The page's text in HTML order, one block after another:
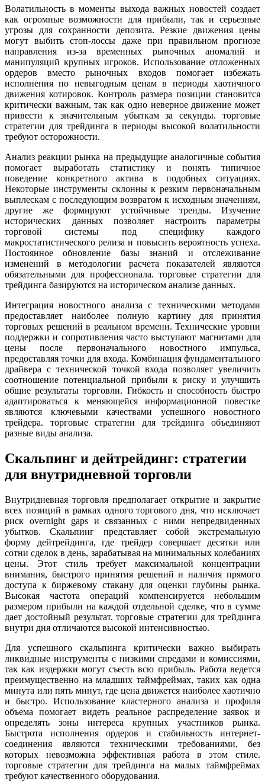
Волатильность в моменты выхода важных новостей создает
как огромные возможности для прибыли, так и серьезные
угрозы для сохранности депозита. Резкие движения цены
могут выбить стоп-лоссы даже при правильном прогнозе
направления из-за временных рыночных аномалий и
манипуляций крупных игроков. Использование отложенных
ордеров вместо рыночных входов помогает избежать
исполнения по невыгодным ценам в периоды хаотичного
движения котировок. Контроль размера позиции становится
критически важным, так как одно неверное движение может
привести к значительным убыткам за секунды. торговые
стратегии для трейдинга в периоды высокой волатильности
требуют осторожности.
Анализ реакции рынка на предыдущие аналогичные события
помогает выработать статистику и понять типичное
поведение конкретного актива в подобных ситуациях.
Некоторые инструменты склонны к резким первоначальным
выплескам с последующим возвратом к исходным значениям,
другие же формируют устойчивые тренды. Изучение
исторических данных позволяет настроить параметры
торговой системы под специфику каждого
макростатистического релиза и повысить вероятность успеха.
Постоянное обновление базы знаний и отслеживание
изменений в методологии расчета показателей являются
обязательными для профессионала. торговые стратегии для
трейдинга базируются на историческом анализе данных.
Интеграция новостного анализа с техническими методами
предоставляет наиболее полную картину для принятия
торговых решений в реальном времени. Технические уровни
поддержки и сопротивления часто выступают магнитами для
цены после первоначального новостного импульса,
предоставляя точки для входа. Комбинация фундаментального
драйвера с технической точкой входа позволяет увеличить
соотношение потенциальной прибыли к риску и улучшить
общие результаты торговли. Гибкость и способность быстро
адаптироваться к меняющейся информационной повестке
являются ключевыми качествами успешного новостного
трейдера. торговые стратегии для трейдинга объединяют
разные виды анализа.
Скальпинг и дейтрейдинг: стратегии
для внутридневной торговли
Внутридневная торговля предполагает открытие и закрытие
всех позиций в рамках одного торгового дня, что исключает
риск overnight gaps и связанных с ними непредвиденных
убытков. Скальпинг представляет собой экстремальную
форму дейтрейдинга, где трейдер совершает десятки или
сотни сделок в день, зарабатывая на минимальных колебаниях
цены. Этот стиль требует максимальной концентрации
внимания, быстрого принятия решений и наличия прямого
доступа к биржевому стакану для оценки глубины рынка.
Высокая частота операций компенсируется небольшим
размером прибыли на каждой отдельной сделке, что в сумме
дает достойный результат. торговые стратегии для трейдинга
внутри дня отличаются высокой интенсивностью.
Для успешного скальпинга критически важно выбирать
ликвидные инструменты с низкими спредами и комиссиями,
так как издержки могут съесть всю прибыль. Работа ведется
преимущественно на младших таймфреймах, таких как одна
минута или пять минут, где цена движется наиболее хаотично
и быстро. Использование кластерного анализа и профиля
объема помогает видеть реальное распределение заявок и
определять зоны интереса крупных участников рынка.
Быстрота исполнения ордеров и стабильность интернет-
соединения являются техническими требованиями, без
которых невозможна эффективная работа в этом стиле.
торговые стратегии для трейдинга на малых таймфреймах
требуют качественного оборудования.